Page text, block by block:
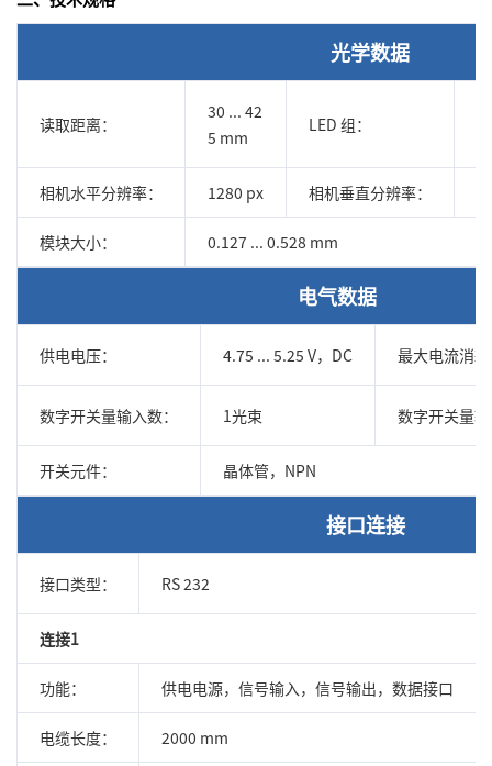
光学数据
读取距离：
30 ... 42
5 mm
LED 组：
相机水平分辨率： 1280 px 相机垂直分辨率：
模块大小： 0.127 ... 0.528 mm
电气数据
供电电压： 4.75 ... 5.25 V，DC 最大电流消
数字开关量输入数： 1光束 数字开关量
开关元件： 晶体管，NPN
接口连接
接口类型： RS 232
连接1
功能： 供电电源，信号输入，信号输出，数据接口
电缆长度： 2000 mm